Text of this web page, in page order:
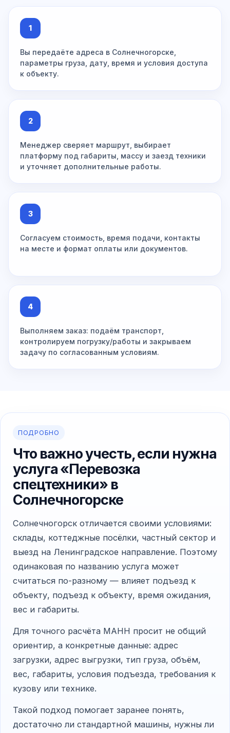
1
Вы передаёте адреса в Солнечногорске,
параметры груза, дату, время и условия доступа
к объекту.
2
Менеджер сверяет маршрут, выбирает
платформу под габариты, массу и заезд техники
и уточняет дополнительные работы.
3
Согласуем стоимость, время подачи, контакты
на месте и формат оплаты или документов.
4
Выполняем заказ: подаём транспорт,
контролируем погрузку/работы и закрываем
задачу по согласованным условиям.
ПОДРОБНО
Что важно учесть, если нужна
услуга «Перевозка
спецтехники» в
Солнечногорске
Солнечногорск отличается своими условиями:
склады, коттеджные посёлки, частный сектор и
выезд на Ленинградское направление. Поэтому
одинаковая по названию услуга может
считаться по-разному — влияет подъезд к
объекту, подъезд к объекту, время ожидания,
вес и габариты.
Для точного расчёта МАНН просит не общий
ориентир, а конкретные данные: адрес
загрузки, адрес выгрузки, тип груза, объём,
вес, габариты, условия подъезда, требования к
кузову или технике.
Такой подход помогает заранее понять,
достаточно ли стандартной машины, нужны ли